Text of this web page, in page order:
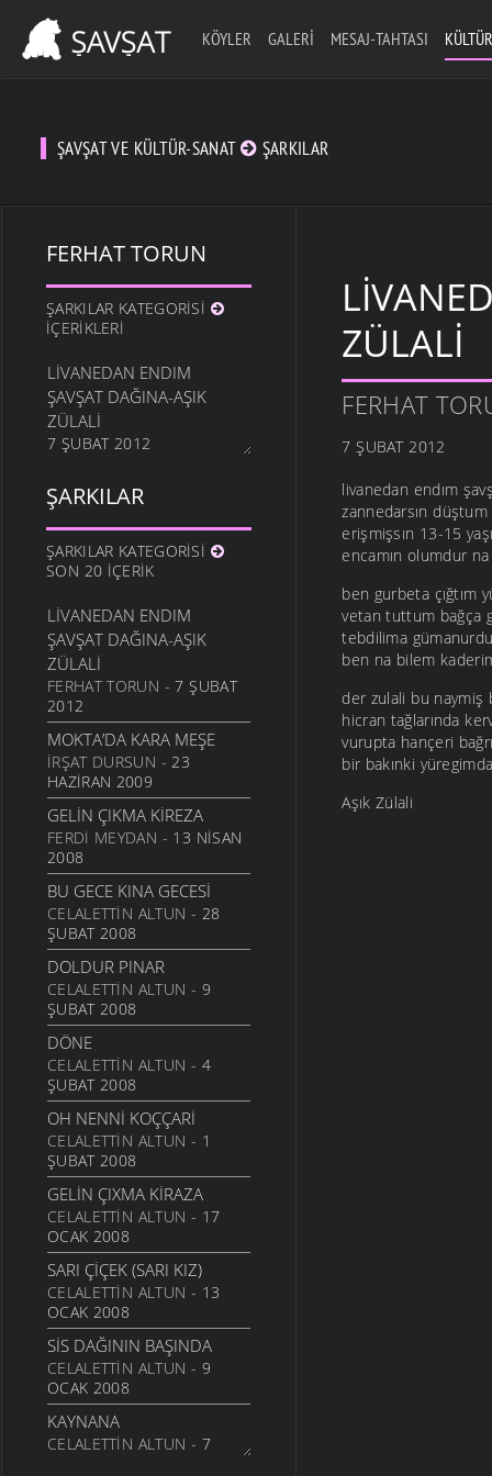
KÖYLER GALERI MESAJ-TAHTASI
ŞAVŞAT VE KÜLTÜR-SANAT ŞARKILAR
FERHAT TORUN
ŞARKILAR KATEGORISI
İÇERIKLERI
LIVANEDAN ENDIM
ŞAVŞAT DAĞINA-AŞIK
ZÜLALI
7 ŞUBAT 2012
ŞARKILAR
ŞARKILAR KATEGORISI
SON 20 İÇERIK
LIVANEDAN ENDIM
ŞAVŞAT DAĞINA-AŞIK
ZÜLALI
FERHAT TORUN - 7 ŞUBAT
2012
MOKTA’DA KARA MEŞE
İRŞAT DURSUN - 23
HAZIRAN 2009
GELIN ÇIKMA KIREZA
FERDI MEYDAN - 13 NISAN
2008
BU GECE KINA GECESI
CELALETTIN ALTUN - 28
ŞUBAT 2008
DOLDUR PINAR
CELALETTIN ALTUN - 9
ŞUBAT 2008
DÖNE
CELALETTIN ALTUN - 4
ŞUBAT 2008
OH NENNI KOÇÇARI
CELALETTIN ALTUN - 1
ŞUBAT 2008
GELIN ÇIXMA KIRAZA
CELALETTIN ALTUN - 17
OCAK 2008
SARI ÇIÇEK (SARI KIZ)
CELALETTIN ALTUN - 13
OCAK 2008
SIS DAĞININ BAŞINDA
CELALETTIN ALTUN - 9
OCAK 2008
KAYNANA
CELALETTIN ALTUN - 7
ZÜLALI
FERHAT
7 ŞUBAT 2012
livanedan endım
zannedarsın
erişmişsın 13-15
encamın olumdur na
ben gurbeta çığtım
vetan tuttum bağça
tebdilima
ben na bilem
der zulali bu naymiş
hicran tağlarında
vurupta hançeri
bir bakınki
Aşık Zülali